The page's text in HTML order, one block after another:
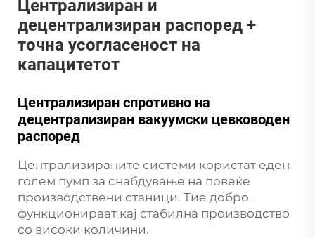
Централизиран и
децентрализиран распоред +
точна усогласеност на
капацитетот
Централизиран спротивно на
децентрализиран вакуумски цевководен
распоред
Централизираните системи користат еден
голем пумп за снабдување на повеќе
производствени станици. Тие добро
функционираат кај стабилна производство
со високи количини.